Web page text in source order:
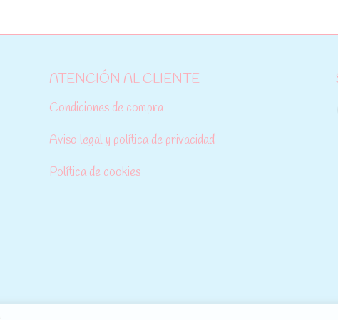
ATENCIÓN AL CLIENTE
Condiciones de compra
Aviso legal y política de privacidad
Política de cookies